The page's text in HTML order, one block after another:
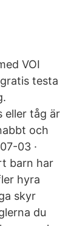
VOI
testa
eller tåg är
och
03 ·
barn har
hyra
skyr
du